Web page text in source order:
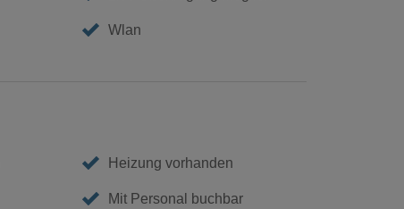
Wlan
Heizung vorhanden
Mit Personal buchbar